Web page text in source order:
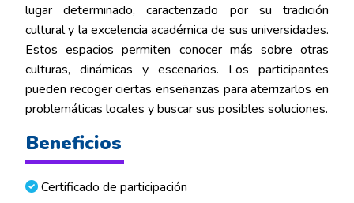
lugar determinado, caracterizado por su tradición
cultural y la excelencia académica de sus universidades.
Estos espacios permiten conocer más sobre otras
culturas, dinámicas y escenarios. Los participantes
pueden recoger ciertas enseñanzas para aterrizarlos en
problemáticas locales y buscar sus posibles soluciones.
Beneficios
Certificado de participación